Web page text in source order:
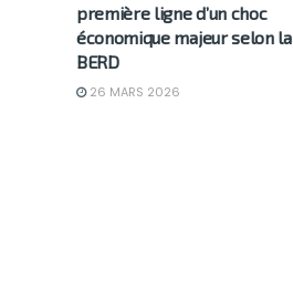
première ligne d’un choc
économique majeur selon la
BERD
26 MARS 2026